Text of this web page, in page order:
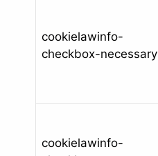
cookielawinfo-
checkbox-necessary
cookielawinfo-